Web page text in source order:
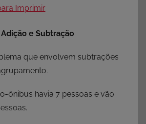
Imprimir
e Subtração
que envolvem subtrações
ônibus havia 7 pessoas e vão